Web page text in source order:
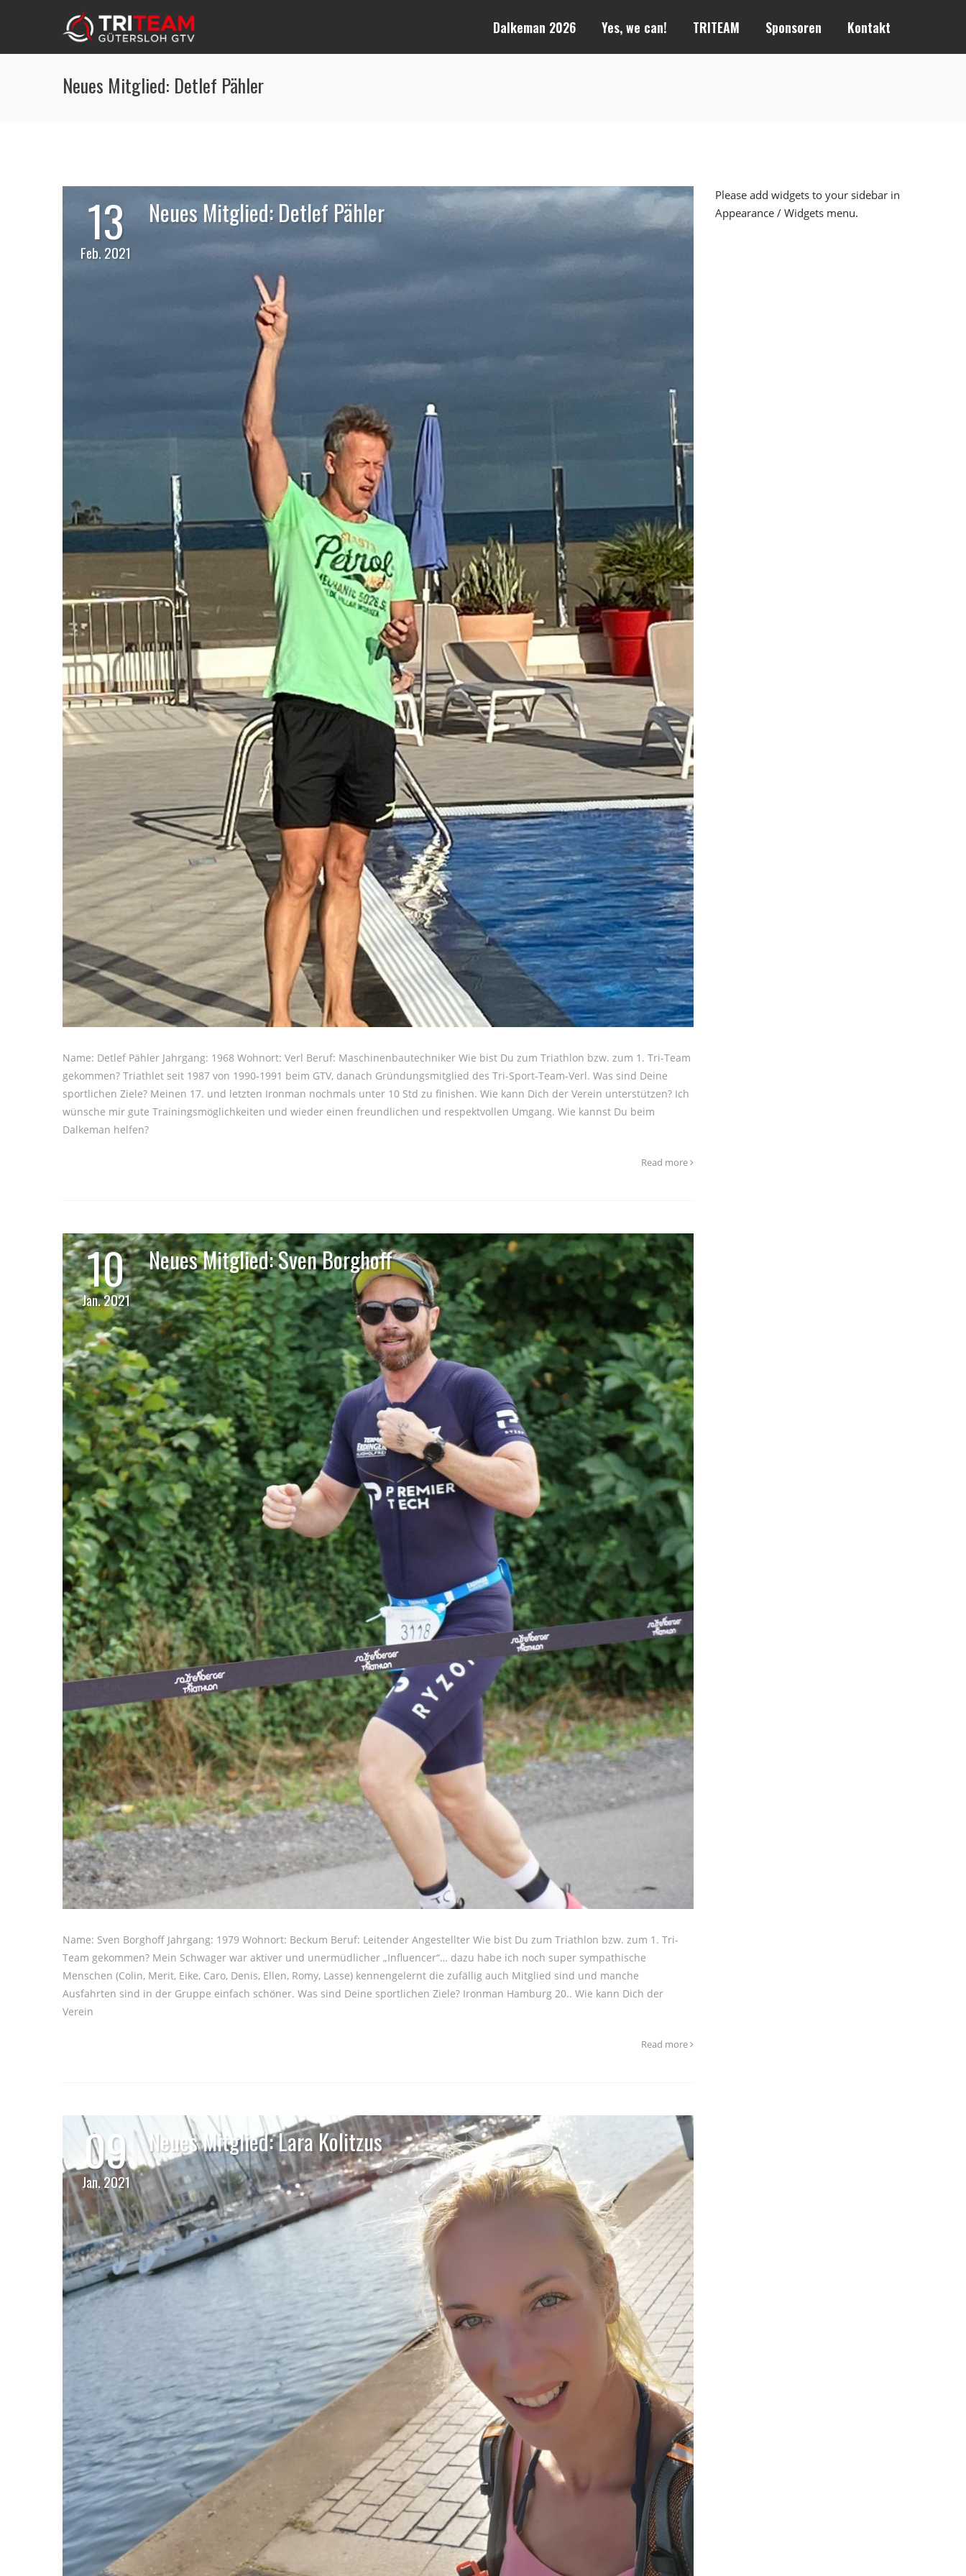
Dalkeman 2026 Yes, we can! TRITEAM Sponsoren Kontakt
Neues Mitglied: Detlef Pähler
13
Feb. 2021
Neues Mitglied: Detlef Pähler
Name: Detlef Pähler Jahrgang: 1968 Wohnort: Verl Beruf: Maschinenbautechniker Wie bist Du zum Triathlon bzw. zum 1. Tri-Team
gekommen? Triathlet seit 1987 von 1990-1991 beim GTV, danach Gründungsmitglied des Tri-Sport-Team-Verl. Was sind Deine
sportlichen Ziele? Meinen 17. und letzten Ironman nochmals unter 10 Std zu finishen. Wie kann Dich der Verein unterstützen? Ich
wünsche mir gute Trainingsmöglichkeiten und wieder einen freundlichen und respektvollen Umgang. Wie kannst Du beim
Dalkeman helfen?
Read more
10
Jan. 2021
Neues Mitglied: Sven Borghoff
Name: Sven Borghoff Jahrgang: 1979 Wohnort: Beckum Beruf: Leitender Angestellter Wie bist Du zum Triathlon bzw. zum 1. Tri-
Team gekommen? Mein Schwager war aktiver und unermüdlicher „Influencer“… dazu habe ich noch super sympathische
Menschen (Colin, Merit, Eike, Caro, Denis, Ellen, Romy, Lasse) kennengelernt die zufällig auch Mitglied sind und manche
Ausfahrten sind in der Gruppe einfach schöner. Was sind Deine sportlichen Ziele? Ironman Hamburg 20.. Wie kann Dich der
Verein
Read more
09
Jan. 2021
Neues Mitglied: Lara Kolitzus
Please add widgets to your sidebar in
Appearance / Widgets menu.